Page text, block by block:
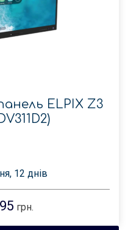
ELPIX Z3
12 днів
грн.